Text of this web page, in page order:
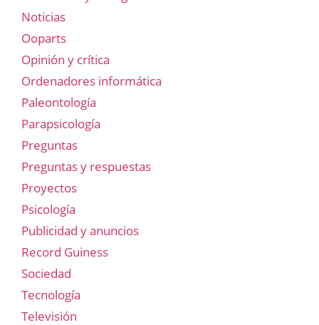
Noticias
Ooparts
Opinión y crítica
Ordenadores informática
Paleontología
Parapsicología
Preguntas
Preguntas y respuestas
Proyectos
Psicología
Publicidad y anuncios
Record Guiness
Sociedad
Tecnología
Televisión